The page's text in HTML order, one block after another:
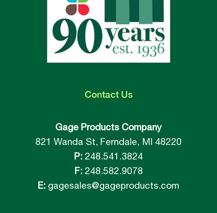
ContactUs
Gage Products Company
821 Wanda St, Ferndale, MI 48220
P: 248.541.3824
F:248.582.9078
E: gagesales@gageproducts.com